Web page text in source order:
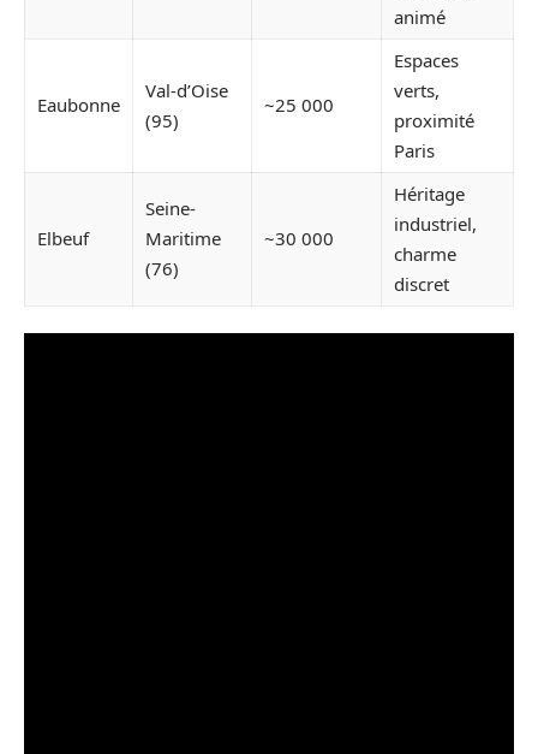
animé
Eaubonne
Val-d’Oise
(95)
~25 000
Espaces
verts,
proximité
Paris
Elbeuf
Seine-
Maritime
(76)
~30 000
Héritage
industriel,
charme
discret